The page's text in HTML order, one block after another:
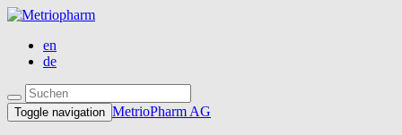
en
de
Toggle navigation MetrioPharm AG